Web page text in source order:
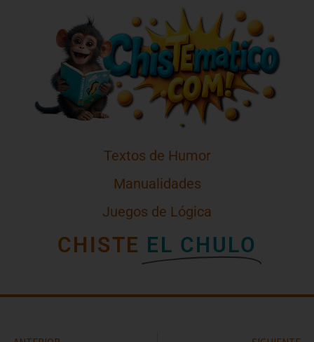
Textos de Humor
Manualidades
Juegos de Lógica
CHISTE EL CHULO